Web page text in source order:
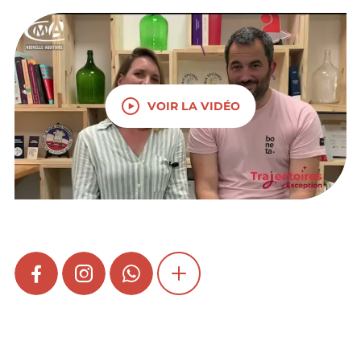
VOIR LA VIDÉO
FACEBOOKINSTAGRAMWHATSAPPSHOW MORE